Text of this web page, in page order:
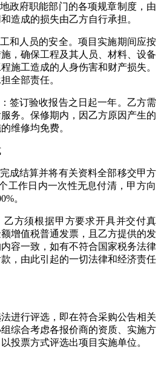
府职能部门的各项规章制度，由
造成的损失由乙方自行承担。
人员的安全。项目实施期间应按
，确保工程及其人员、材料、设备
施工造成的人身伤害和财产损失。
全部责任。
订验收报告之日起一年。乙方需
务。保修期内，因乙方原因产生的
维修均免费。
结算并将有关资料全部移交甲方
工作日内一次性无息付清，甲方向
。
方须根据甲方要求开具并交付真
增值税普通发票，且乙方提供的发
容一致，如有不符合国家税务法律
，由此引起的一切法律和经济责任
行评选，即在符合采购公告相关
综合考虑各报价商的资质、实施方
投票方式评选出项目实施单位。